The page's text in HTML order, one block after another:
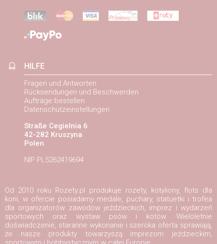
HILFE
Fragen und Antworten
Rücksendungen und Beschwerden
Aufträge bestellen
Datenschutzeinstellungen
Straße Cegielnia 6
42-282 Kruszyna
Polen
NIP PL5262419694
Od 2010 roku Rozety.pl produkuje rozety, kotyliony, flots dla
koni, w ofercie posiadamy medale, puchary, statuetki i trofea
dla organizatorów zawodów jeździeckich, imprez i wydarzeń
sportowych oraz wystaw psów i kotów. Wieloletnie
doświadczenie, staranne wykonanie i szeroka oferta sprawiają,
że nasze produkty towarzyszą imprezom jeździeckim,